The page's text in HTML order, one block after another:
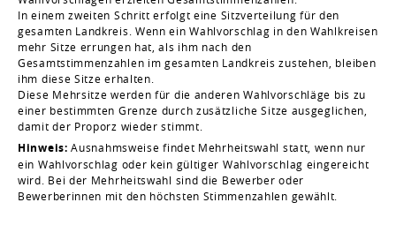
In einem zweiten Schritt erfolgt eine Sitzverteilung für den
gesamten Landkreis. Wenn ein Wahlvorschlag in den Wahlkreisen
mehr Sitze errungen hat, als ihm nach den
Gesamtstimmenzahlen im gesamten Landkreis zustehen, bleiben
ihm diese Sitze erhalten.
Diese Mehrsitze werden für die anderen Wahlvorschläge bis zu
einer bestimmten Grenze durch zusätzliche Sitze ausgeglichen,
damit der Proporz wieder stimmt.
Hinweis: Ausnahmsweise findet Mehrheitswahl statt, wenn nur
ein Wahlvorschlag oder kein gültiger Wahlvorschlag eingereicht
wird. Bei der Mehrheitswahl sind die Bewerber oder
Bewerberinnen mit den höchsten Stimmenzahlen gewählt.